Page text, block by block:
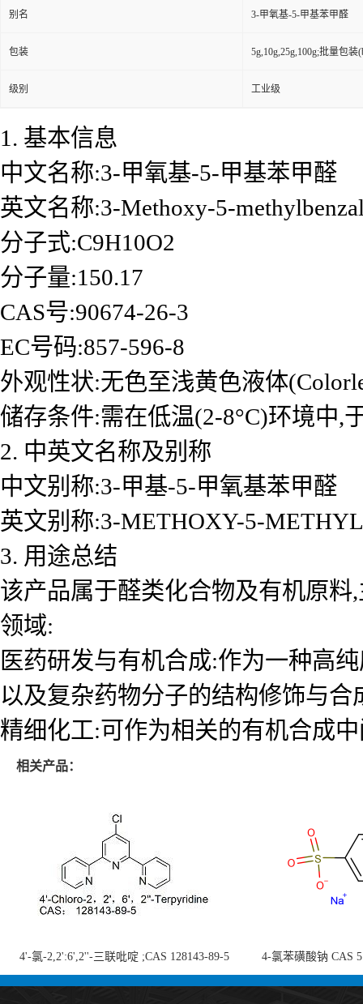
别名 3-甲氧基-5-甲基苯甲醛
包装 5g,10g,25g,100g;批量包装
级别 工业级
1. 基本信息
中文名称:3-甲氧基-5-甲基苯甲醛
英文名称:3-Methoxy-5-
分子式:C9H10O2
分子量:150.17
CAS号:90674-26-3
EC号码:857-596-8
外观性状:无色至浅黄色液体
储存条件:需在低温(2-8°C)环境中,
2. 中英文名称及别称
中文别称:3-甲基-5-甲氧基苯甲醛
英文别称:3-METHOXY-5-
3. 用途总结
该产品属于醛类化合物及有机原
领域:
医药研发与有机合成:作为一种高
以及复杂药物分子的结构修饰与合
精细化工:可作为相关的有机合成
相关产品：
4'-氯-2,2':6',2''-三联吡啶 ;CAS 128143-89-5
;4'-Chloro-2,2':6',2''-terpyridine;4-
4-氯苯磺酸钠 CAS